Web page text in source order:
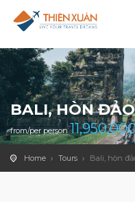
BALI, HÒN
from/per person
Home Tours Bali, hòn